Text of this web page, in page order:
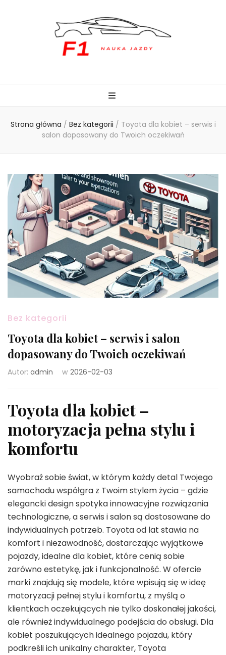
Strona główna / Bez kategorii / Toyota dla kobiet – serwis i
salon dopasowany do Twoich oczekiwań
Bez kategorii
Toyota dla kobiet – serwis i salon
dopasowany do Twoich oczekiwań
Autor: admin w 2026-02-03
Toyota dla kobiet –
motoryzacja pełna stylu i
komfortu
Wyobraź sobie świat, w którym każdy detal Twojego
samochodu współgra z Twoim stylem życia – gdzie
elegancki design spotyka innowacyjne rozwiązania
technologiczne, a serwis i salon są dostosowane do
indywidualnych potrzeb. Toyota od lat stawia na
komfort i niezawodność, dostarczając wyjątkowe
pojazdy, idealne dla kobiet, które cenią sobie
zarówno estetykę, jak i funkcjonalność. W ofercie
marki znajdują się modele, które wpisują się w ideę
motoryzacji pełnej stylu i komfortu, z myślą o
klientkach oczekujących nie tylko doskonałej jakości,
ale również indywidualnego podejścia do obsługi. Dla
kobiet poszukujących idealnego pojazdu, który
podkreśli ich unikalny charakter, Toyota